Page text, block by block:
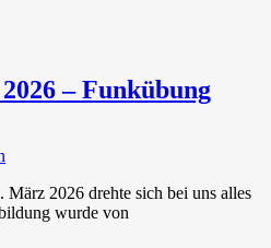
– Funkübung
2026 drehte sich bei uns alles
wurde von